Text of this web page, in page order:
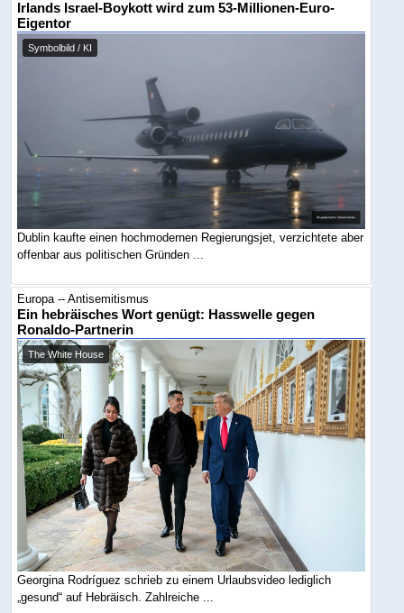
Irlands Israel-Boykott wird zum 53-Millionen-Euro-
Eigentor
Symbolbild / KI
Dublin kaufte einen hochmodernen Regierungsjet, verzichtete aber
offenbar aus politischen Gründen ...
Europa -- Antisemitismus
Ein hebräisches Wort genügt: Hasswelle gegen
Ronaldo-Partnerin
The White House
Georgina Rodríguez schrieb zu einem Urlaubsvideo lediglich
„gesund“ auf Hebräisch. Zahlreiche ...